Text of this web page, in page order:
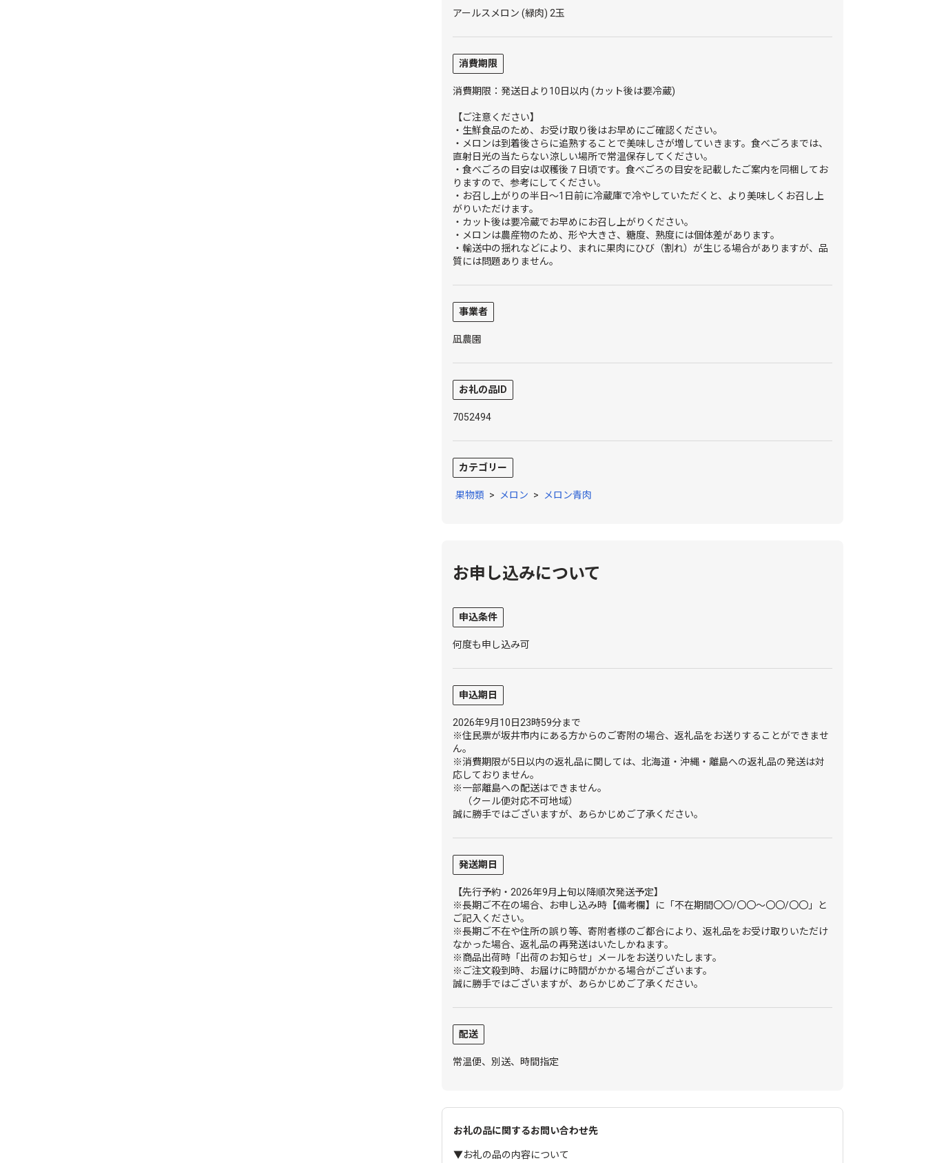
アールスメロン (緑肉) 2玉
消費期限
消費期限：発送日より10日以内 (カット後は要冷蔵)
【ご注意ください】
・生鮮食品のため、お受け取り後はお早めにご確認ください。
・メロンは到着後さらに追熟することで美味しさが増していきます。食べごろまでは、
直射日光の当たらない涼しい場所で常温保存してください。
・食べごろの目安は収穫後７日頃です。食べごろの目安を記載したご案内を同梱してお
りますので、参考にしてください。
・お召し上がりの半日～1日前に冷蔵庫で冷やしていただくと、より美味しくお召し上
がりいただけます。
・カット後は要冷蔵でお早めにお召し上がりください。
・メロンは農産物のため、形や大きさ、糖度、熟度には個体差があります。
・輸送中の揺れなどにより、まれに果肉にひび（割れ）が生じる場合がありますが、品
質には問題ありません。
事業者
凪農園
お礼の品ID
7052494
カテゴリー
果物類 > メロン > メロン青肉
お申し込みについて
申込条件
何度も申し込み可
申込期日
2026年9月10日23時59分まで
※住民票が坂井市内にある方からのご寄附の場合、返礼品をお送りすることができませ
ん。
※消費期限が5日以内の返礼品に関しては、北海道・沖縄・離島への返礼品の発送は対
応しておりません。
※一部離島への配送はできません。
（クール便対応不可地域）
誠に勝手ではございますが、あらかじめご了承ください。
発送期日
【先行予約・2026年9月上旬以降順次発送予定】
※長期ご不在の場合、お申し込み時【備考欄】に「不在期間〇〇/〇〇～〇〇/〇〇」と
ご記入ください。
※長期ご不在や住所の誤り等、寄附者様のご都合により、返礼品をお受け取りいただけ
なかった場合、返礼品の再発送はいたしかねます。
※商品出荷時「出荷のお知らせ」メールをお送りいたします。
※ご注文殺到時、お届けに時間がかかる場合がございます。
誠に勝手ではございますが、あらかじめご了承ください。
配送
常温便、別送、時間指定
お礼の品に関するお問い合わせ先
▼お礼の品の内容について